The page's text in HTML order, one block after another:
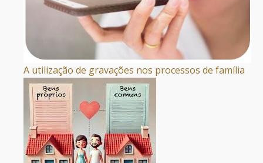
A utilização de gravações nos processos de família